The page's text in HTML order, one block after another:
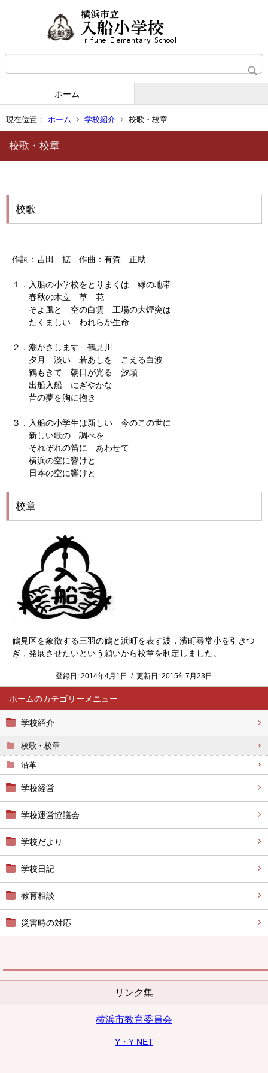
ホーム
現在位置： ホーム 学校紹介 校歌・校章
ホーム
学校紹介
校歌・校章
沿革
学校経営
学校運営協議会
学校だより
学校日記
教育相談
災害時の対応
リンク集
横浜市教育委員会
Y・Y NET
校歌・校章
校歌
作詞：吉田 拡 作曲：有賀 正助
１．入船の小学校をとりまくは 緑の地帯
春秋の木立 草 花
そよ風と 空の白雲 工場の大煙突は
たくましい われらが生命
２．潮がさします 鶴見川
夕月 淡い 若あしを こえる白波
鶴もきて 朝日が光る 汐頭
出船入船 にぎやかな
昔の夢を胸に抱き
３．入船の小学生は新しい 今のこの世に
新しい歌の 調べを
それぞれの笛に あわせて
横浜の空に響けと
日本の空に響けと
校章
鶴見区を象徴する三羽の鶴と浜町を表す波，濱町尋常小を引きつ
ぎ，発展させたいという願いから校章を制定しました。
登録日: 2014年4月1日 / 更新日: 2015年7月23日